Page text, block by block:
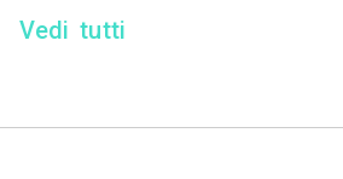
Vedi tutti